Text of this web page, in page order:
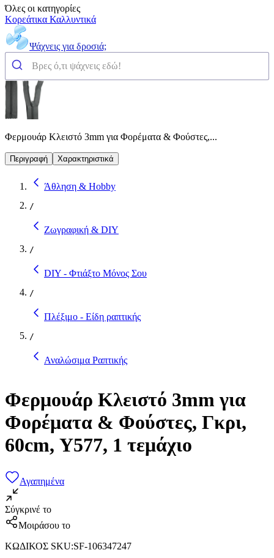
Όλες οι κατηγορίες
Κορεάτικα Καλλυντικά
Ψάχνεις για δροσιά;
Φερμουάρ Κλειστό 3mm για Φορέματα & Φούστες,...
Περιγραφή Χαρακτηριστικά
Άθληση & Hobby
/
Ζωγραφική & DIY
/
DIY - Φτιάξτο Μόνος Σου
/
Πλέξιμο - Είδη ραπτικής
/
Αναλώσιμα Ραπτικής
Φερμουάρ Κλειστό 3mm για
Φορέματα & Φούστες, Γκρι,
60cm, Υ577, 1 τεμάχιο
Αγαπημένα
Σύγκρινέ το
Μοιράσου το
ΚΩΔΙΚΟΣ SKU:SF-106347247